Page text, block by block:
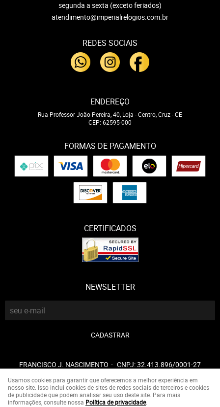
segunda a sexta (exceto feriados)
atendimento@imperialrelogios.com.br
REDES SOCIAIS
ENDEREÇO
Rua Professor João Pereira, 40, Loja -Centro, Cruz-CE
CEP: 62595-000
FORMAS DE PAGAMENTO
CERTIFICADOS
NEWSLETTER
CADASTRAR
FRANCISCO J. NASCIMENTO CNPJ: 32.413.896/0001-27
LOJA VIRTUAL CRIADA POR
Usamos cookies para garantir que oferecemos a melhor experiência em
nosso site. Isso inclui cookies de sites de redes sociais de terceiros e cookies
de publicidade que podem analisar seu uso deste site. Para mais
informações, consulte nossa Política de privacidade.